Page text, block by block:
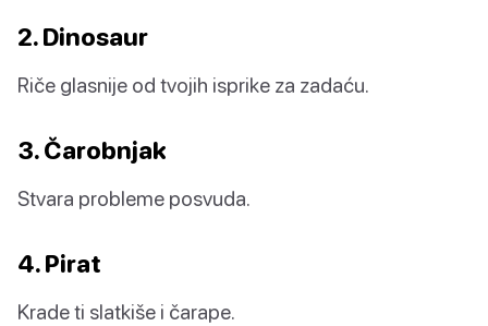
2. Dinosaur
Riče glasnije od tvojih isprike za zadaću.
3. Čarobnjak
Stvara probleme posvuda.
4. Pirat
Krade ti slatkiše i čarape.